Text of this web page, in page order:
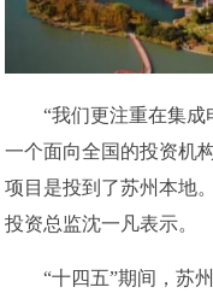
“我们更注重在集成
一个面向全国的投资机
项目是投到了苏州本地
投资总监沈一凡表示。
“十四五”期间，苏州